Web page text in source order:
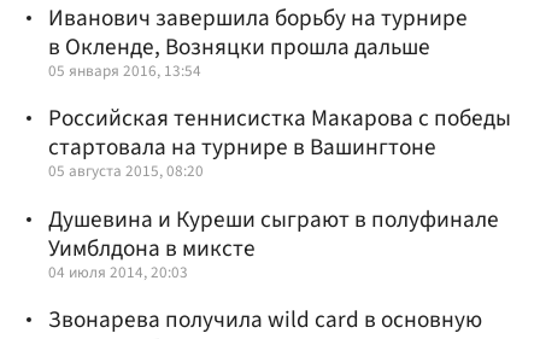
Иванович завершила борьбу на турнире
в Окленде, Возняцки прошла дальше
05 января 2016, 13:54
Российская теннисистка Макарова с победы
стартовала на турнире в Вашингтоне
05 августа 2015, 08:20
Душевина и Куреши сыграют в полуфинале
Уимблдона в миксте
04 июля 2014, 20:03
Звонарева получила wild card в основную